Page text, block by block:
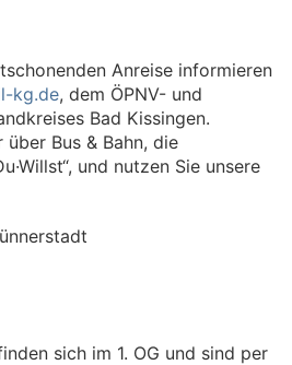
Anreise informieren
kg.de, dem ÖPNV- und
Bad Kissingen.
Bus & Bahn, die
und nutzen Sie unsere
sich im 1. OG und sind per